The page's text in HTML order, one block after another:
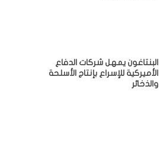
البنتاغون يمهل شركات الدفاع
الأميركية للإسراع بإنتاج الأسلحة
والذخائر